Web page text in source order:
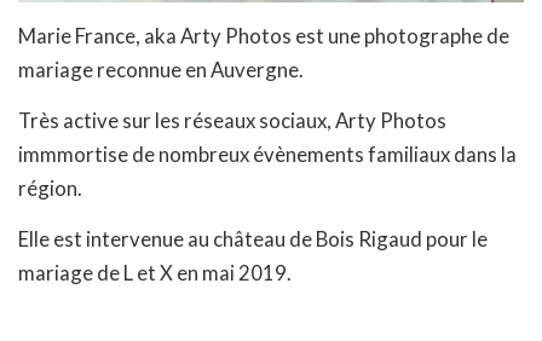
Marie France, aka Arty Photos est une photographe de
mariage reconnue en Auvergne.
Très active sur les réseaux sociaux, Arty Photos
immmortise de nombreux évènements familiaux dans la
région.
Elle est intervenue au château de Bois Rigaud pour le
mariage de L et X en mai 2019.